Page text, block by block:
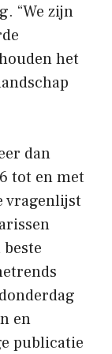
“We zijn
het
dan
tot en met
vragenlijst
en
publicatie